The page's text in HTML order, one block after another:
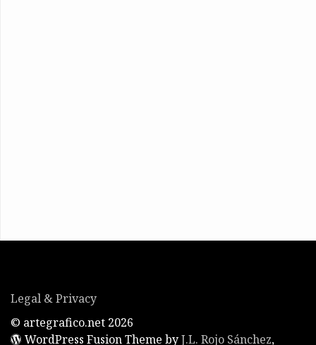
Legal & Privacy
© artegrafico.net 2026
WordPress Fusion Theme byJ.L. Rojo Sánchez,